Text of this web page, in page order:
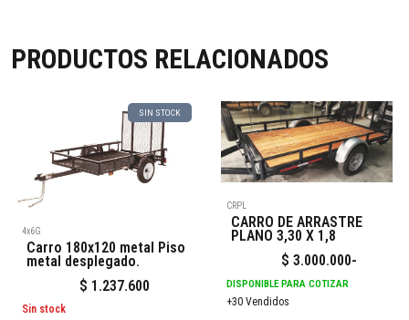
PRODUCTOS RELACIONADOS
SIN STOCK
4x6G
Carro 180x120 metal Piso
metal desplegado.
$ 1.237.600
Sin stock
CRPL
CARRO DE ARRASTRE
PLANO 3,30 X 1,8
$3.000.000-
DISPONIBLE PARA COTIZAR
+30 Vendidos